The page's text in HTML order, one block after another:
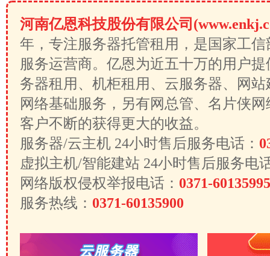
河南亿恩科技股份有限公司
年，专注服务器托管租用，是国家工
服务运营商。亿恩为近五十万的用户
务器租用、机柜租用、云服务器、网
网络基础服务，另有网总管、名片侠
客户不断的获得更大的收益。
服务器/云主机 24小时售后服务电话：
虚拟主机/智能建站 24小时售后服务电
网络版权侵权举报电话： 0371-60135995
服务热线： 0371-60135900